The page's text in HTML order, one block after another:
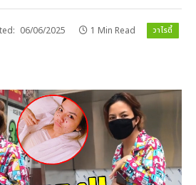
06/06/2025 1 Min Read วาไรตี้